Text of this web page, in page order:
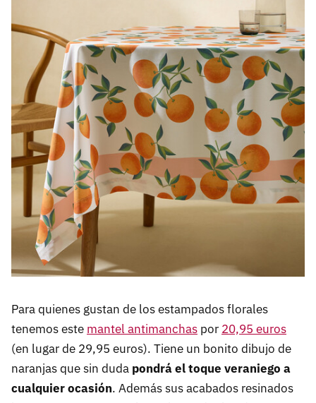
Para quienes gustan de los estampados florales
tenemos este mantel antimanchas por 20,95 euros
(en lugar de 29,95 euros). Tiene un bonito dibujo de
naranjas que sin duda pondrá el toque veraniego a
cualquier ocasión. Además sus acabados resinados